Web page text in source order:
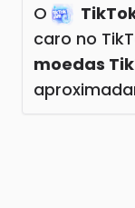
O
caro no
moedas